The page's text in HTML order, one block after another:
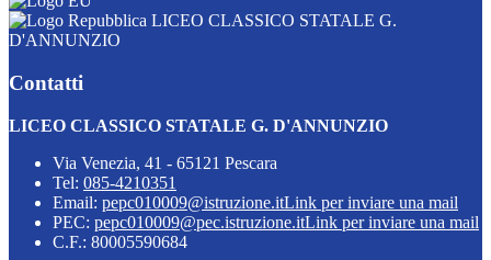
LICEO CLASSICO STATALE G.
D'ANNUNZIO
Contatti
LICEO CLASSICO STATALE G. D'ANNUNZIO
Via Venezia, 41 - 65121 Pescara
Tel: 085-4210351
Email: pepc010009@istruzione.itLink per inviare una mail
PEC: pepc010009@pec.istruzione.itLink per inviare una mail
C.F.: 80005590684